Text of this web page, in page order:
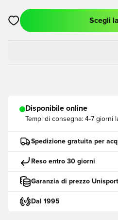
Apre una finestra modale per
Scegli
Disponibile online
Tempi di consegna: 4-7 giorni
Spedizione gratuita per
Reso entro 30 giorni
Garanzia di prezzo Unisport
Dal 1995